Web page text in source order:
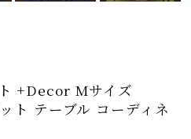
+Decor Mサイズ
ト テーブル コーディネ